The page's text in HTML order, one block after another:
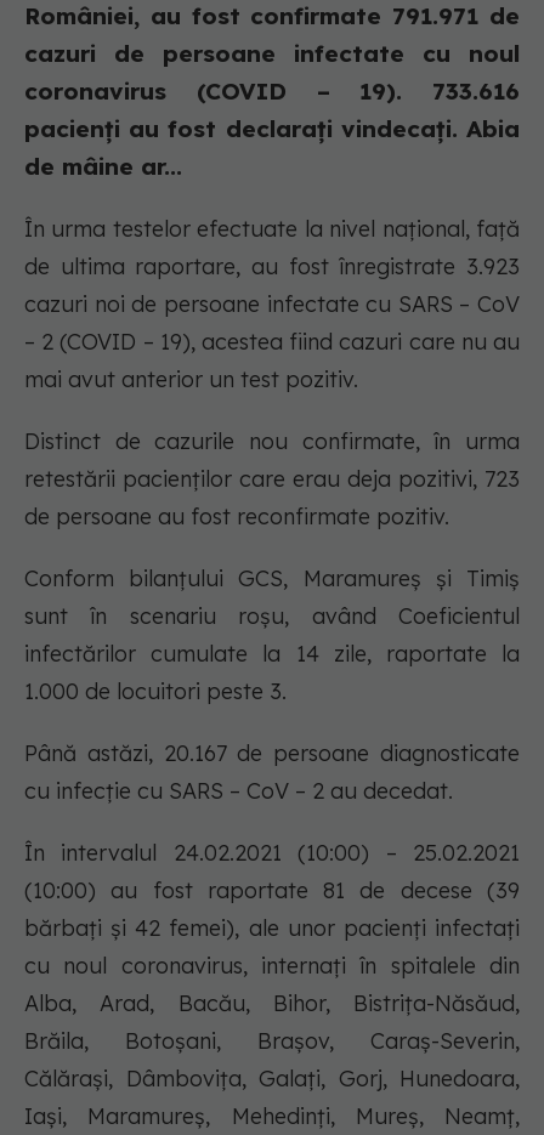
României, au fost confirmate 791.971 de
cazuri de persoane infectate cu noul
coronavirus (COVID – 19). 733.616
pacienți au fost declarați vindecați. Abia
de mâine ar...
În urma testelor efectuate la nivel național, față
de ultima raportare, au fost înregistrate 3.923
cazuri noi de persoane infectate cu SARS – CoV
– 2 (COVID – 19), acestea fiind cazuri care nu au
mai avut anterior un test pozitiv.
Distinct de cazurile nou confirmate, în urma
retestării pacienților care erau deja pozitivi, 723
de persoane au fost reconfirmate pozitiv.
Conform bilanțului GCS, Maramureș și Timiș
sunt în scenariu roșu, având Coeficientul
infectărilor cumulate la 14 zile, raportate la
1.000 de locuitori peste 3.
Până astăzi, 20.167 de persoane diagnosticate
cu infecție cu SARS – CoV – 2 au decedat.
În intervalul 24.02.2021 (10:00) – 25.02.2021
(10:00) au fost raportate 81 de decese (39
bărbați și 42 femei), ale unor pacienți infectați
cu noul coronavirus, internați în spitalele din
Alba, Arad, Bacău, Bihor, Bistrița-Năsăud,
Brăila, Botoșani, Brașov, Caraș-Severin,
Călărași, Dâmbovița, Galați, Gorj, Hunedoara,
Iași, Maramureș, Mehedinți, Mureș, Neamț,